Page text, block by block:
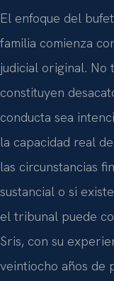
El enfoque del
familia comienza
judicial original. No
constituyen
conducta sea
la capacidad real
las circunstancias
sustancial o si
el tribunal puede
Sris, con su
veintiocho años de